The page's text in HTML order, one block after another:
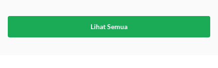
Lihat Semua